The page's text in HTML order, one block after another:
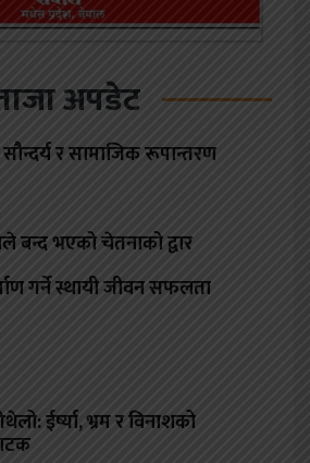
अपडेट
र सामाजिक रूपान्तरण
बन्द भएको चेतनाको द्वार
गर्ने स्थायी जीवन सफलता
ईर्ष्या, भ्रम र विनाशको